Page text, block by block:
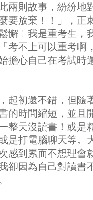
兩則故事，紛紛地
要放棄！！」，正
懈！我是重考生，
考不上可以重考啊
擔心自己在考試時
起初還不錯，但隨
的時間縮短，並且
整天沒讀書！或是
是打電腦聊天等。
感到累而不想理會
卻因為自己對讀書